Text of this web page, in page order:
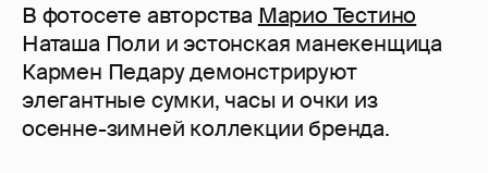
В фотосете авторства Марио Тестино
Наташа Поли и эстонская манекенщица
Кармен Педару демонстрируют
элегантные сумки, часы и очки из
осенне-зимней коллекции бренда.